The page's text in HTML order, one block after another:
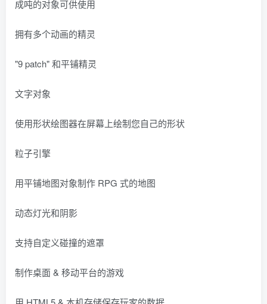
成吨的对象可供使用
拥有多个动画的精灵
"9 patch" 和平铺精灵
文字对象
使用形状绘图器在屏幕上绘制您自己的形状
粒子引擎
用平铺地图对象制作 RPG 式的地图
动态灯光和阴影
支持自定义碰撞的遮罩
制作桌面 & 移动平台的游戏